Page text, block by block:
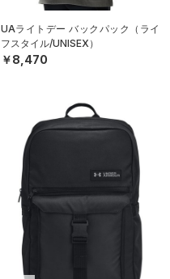
UAライトデー バックパック（ライ
フスタイル/UNISEX）
￥8,470